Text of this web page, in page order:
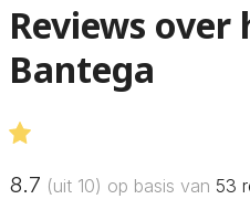
Reviews over
Bantega
8.7 (uit 10) op basis van 53